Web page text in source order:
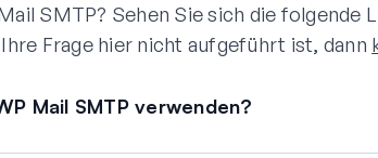
SMTP? Sehen Sie sich die folgende
Frage hier nicht aufgeführt ist, dann
Mail SMTP verwenden?